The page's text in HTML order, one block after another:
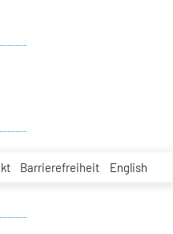
Barrierefreiheit English